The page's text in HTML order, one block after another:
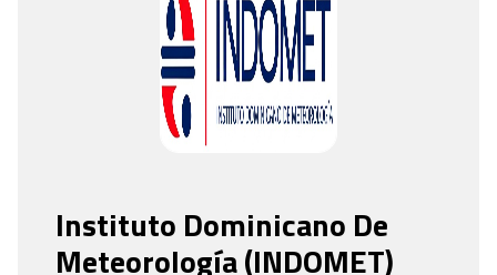
Instituto Dominicano De
Meteorología(INDOMET)